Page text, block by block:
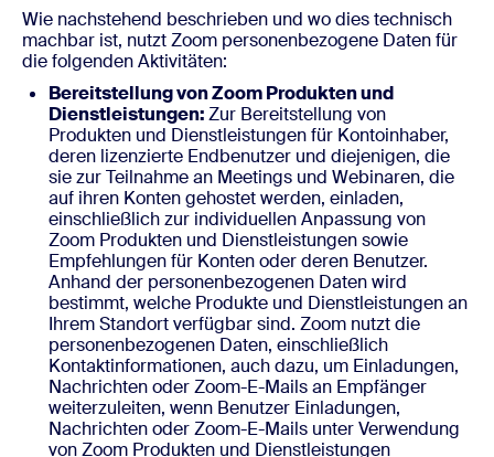
Wie nachstehend beschrieben und wo dies technisch
machbar ist, nutzt Zoom personenbezogene Daten für
die folgenden Aktivitäten:
Bereitstellung von Zoom Produkten und
Dienstleistungen:Zur Bereitstellung von
Produkten und Dienstleistungen für Kontoinhaber,
deren lizenzierte Endbenutzer und diejenigen, die
sie zur Teilnahme an Meetings und Webinaren, die
auf ihren Konten gehostet werden, einladen,
einschließlich zur individuellen Anpassung von
Zoom Produkten und Dienstleistungen sowie
Empfehlungen für Konten oder deren Benutzer.
Anhand der personenbezogenen Daten wird
bestimmt, welche Produkte und Dienstleistungen an
Ihrem Standort verfügbar sind. Zoom nutzt die
personenbezogenen Daten, einschließlich
Kontaktinformationen, auch dazu, um Einladungen,
Nachrichten oder Zoom-E-Mails an Empfänger
weiterzuleiten, wenn Benutzer Einladungen,
Nachrichten oder Zoom-E-Mails unter Verwendung
von Zoom Produkten und Dienstleistungen